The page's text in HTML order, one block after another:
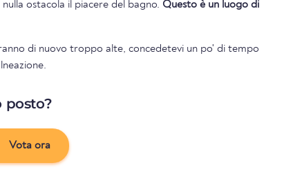
ostacola il piacere del bagno. Questo è un luogo di
di nuovo troppo alte, concedetevi un po' di tempo
posto?
Vota ora